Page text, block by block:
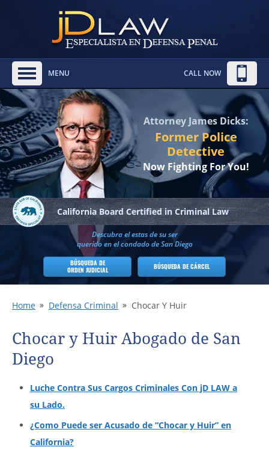
MENU CALL NOW
Attorney James Dicks:
Former Police
Detective
Now Fighting For You!
California Board Certified in Criminal Law
Descubra el estas de su ser
querido en el condado de San Diego
BÚSQUEDA DE
ORDEN JUDICIAL
BÚSQUEDA DE CÁRCEL
Home Defensa Criminal Chocar Y Huir
Chocar y Huir Abogado de San
Diego
Luche Contra Sus Cargos Criminales Con jD LAW a
su Lado.
¿Como Puede ser Acusado de “Chocar y Huir” en
California?